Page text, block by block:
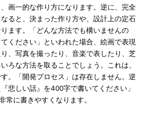
画一的な作り方になります。逆に、完全
ると、決まった作り方や、設計上の定石
ます。「どんな方法でも構いませんの
ください」といわれた場合、絵画で表現
、写真を撮ったり、音楽で表したり、芝
ろな方法を取ることでしょう。これは、
。「開発プロセス」は存在しません。逆
悲しい話』を400字で書いてください」
常に書きやすくなります。